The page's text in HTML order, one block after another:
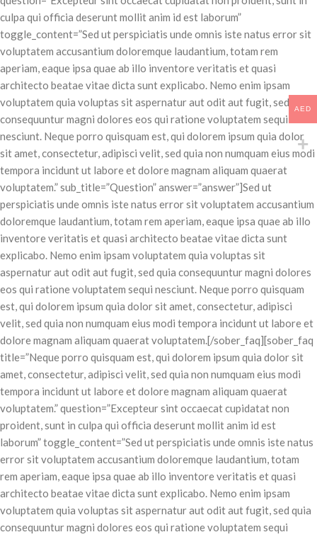
culpa qui officia deserunt mollit anim id est laborum”
toggle_content=”Sed ut perspiciatis unde omnis iste natus error sit
voluptatem accusantium doloremque laudantium, totam rem
aperiam, eaque ipsa quae ab illo inventore veritatis et quasi
architecto beatae vitae dicta sunt explicabo. Nemo enim ipsam
voluptatem quia voluptas sit aspernatur aut odit aut fugit, sed quia
consequuntur magni dolores eos qui ratione voluptatem sequi
nesciunt. Neque porro quisquam est, qui dolorem ipsum quia dolor
sit amet, consectetur, adipisci velit, sed quia non numquam eius modi
tempora incidunt ut labore et dolore magnam aliquam quaerat
voluptatem.” sub_title=”Question” answer=”answer”]Sed ut
perspiciatis unde omnis iste natus error sit voluptatem accusantium
doloremque laudantium, totam rem aperiam, eaque ipsa quae ab illo
inventore veritatis et quasi architecto beatae vitae dicta sunt
explicabo. Nemo enim ipsam voluptatem quia voluptas sit
aspernatur aut odit aut fugit, sed quia consequuntur magni dolores
eos qui ratione voluptatem sequi nesciunt. Neque porro quisquam
est, qui dolorem ipsum quia dolor sit amet, consectetur, adipisci
velit, sed quia non numquam eius modi tempora incidunt ut labore et
dolore magnam aliquam quaerat voluptatem.[/sober_faq][sober_faq
title=”Neque porro quisquam est, qui dolorem ipsum quia dolor sit
amet, consectetur, adipisci velit, sed quia non numquam eius modi
tempora incidunt ut labore et dolore magnam aliquam quaerat
voluptatem.” question=”Excepteur sint occaecat cupidatat non
proident, sunt in culpa qui officia deserunt mollit anim id est
laborum” toggle_content=”Sed ut perspiciatis unde omnis iste natus
error sit voluptatem accusantium doloremque laudantium, totam
rem aperiam, eaque ipsa quae ab illo inventore veritatis et quasi
architecto beatae vitae dicta sunt explicabo. Nemo enim ipsam
voluptatem quia voluptas sit aspernatur aut odit aut fugit, sed quia
consequuntur magni dolores eos qui ratione voluptatem sequi
AED